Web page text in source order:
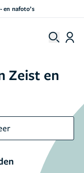
Zeist en